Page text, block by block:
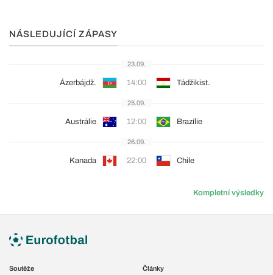
NÁSLEDUJÍCÍ ZÁPASY
23.09.
Ázerbájdž. 14:00 Tádžikist.
25.09.
Austrálie 12:00 Brazílie
26.09.
Kanada 22:00 Chile
Kompletní výsledky
Soutěže
Články